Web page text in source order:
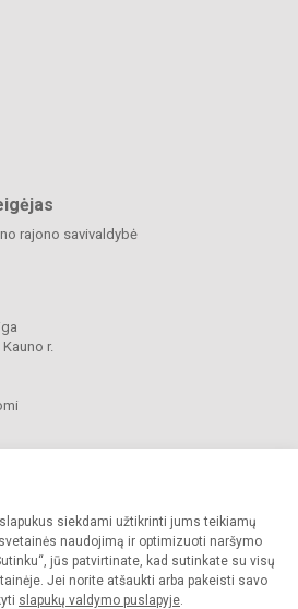
siekdami užtikrinti jums teikiamų
naudojimą ir optimizuoti naršymo
jūs patvirtinate, kad sutinkate su visų
Jei norite atšaukti arba pakeisti savo
slapukų valdymo puslapyje.
rajono savivaldybė
r.
gimnazija. Visos teisės saugomos.
gimnazijos sutikimo griežtai draudžiama.
paraiška Slapukų politika